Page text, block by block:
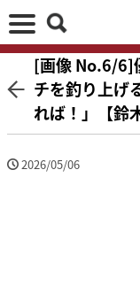
[画像 No.6/6]
チを釣り上げ
れば！」【鈴
2026/05/06